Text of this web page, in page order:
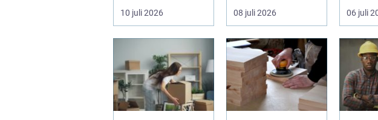
velplejet fællesareal
gi...
10 juli 2026
En systematisk
gennem...
08 juli 2026
gul...
06 juli